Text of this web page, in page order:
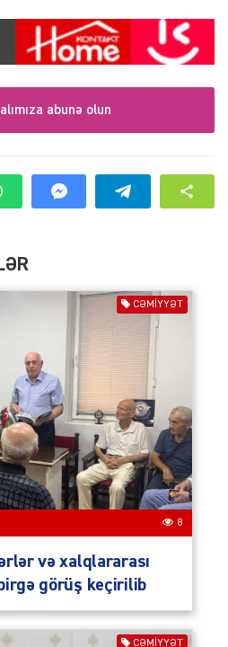
abunə olun
CƏMIYYƏT
8
və xalqlararası
görüş keçirilib
CƏMIYYƏT